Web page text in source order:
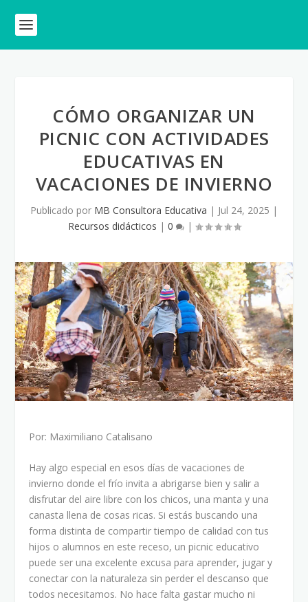
CÓMO ORGANIZAR UN
PICNIC CON ACTIVIDADES
EDUCATIVAS EN
VACACIONES DE INVIERNO
Publicado por MB Consultora Educativa | Jul 24, 2025 |
Recursos didácticos | 0 |
Por: Maximiliano Catalisano
Hay algo especial en esos días de vacaciones de
invierno donde el frío invita a abrigarse bien y salir a
disfrutar del aire libre con los chicos, una manta y una
canasta llena de cosas ricas. Si estás buscando una
forma distinta de compartir tiempo de calidad con tus
hijos o alumnos en este receso, un picnic educativo
puede ser una excelente excusa para aprender, jugar y
conectar con la naturaleza sin perder el descanso que
todos necesitamos. No hace falta gastar mucho ni